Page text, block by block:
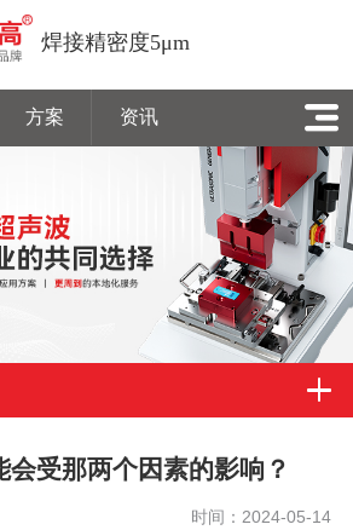
焊接精密度5μm
方案 资讯
会受那两个因素的影响？
时间：2024-05-14